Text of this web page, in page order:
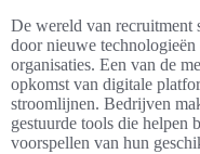
De wereld van recruitment
door nieuwe technologieën
organisaties. Een van de
opkomst van digitale
stroomlijnen. Bedrijven
gestuurde tools die helpen
voorspellen van hun